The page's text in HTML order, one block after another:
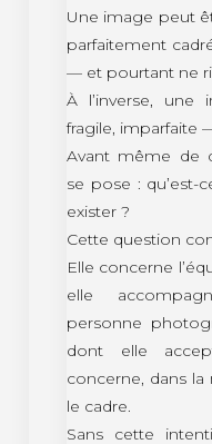
Une image peut
parfaitement
— et pourtant ne
À l’inverse, une
fragile, imparfaite
Avant même de
se pose : qu’est-
exister ?
Cette question
Elle concerne
elle
personne
dont elle
concerne, dans
le cadre.
Sans cette